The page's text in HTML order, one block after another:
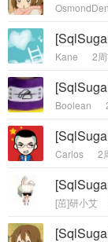
Kane 2
Boolean
Carlos 2
[茁]研小艾